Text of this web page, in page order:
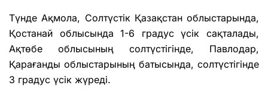
Түнде Ақмола, Солтүстік Қазақстан облыстарында,
Қостанай облысында 1-6 градус үсік сақталады,
Ақтөбе облысының солтүстігінде, Павлодар,
Қарағанды облыстарының батысында, солтүстігінде
3 градус үсік жүреді.